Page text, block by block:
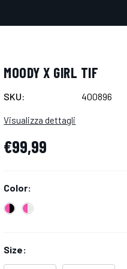
MOODY X GIRL TIF
SKU: 400896
Visualizza dettagli
€99,99
Color:
Size: